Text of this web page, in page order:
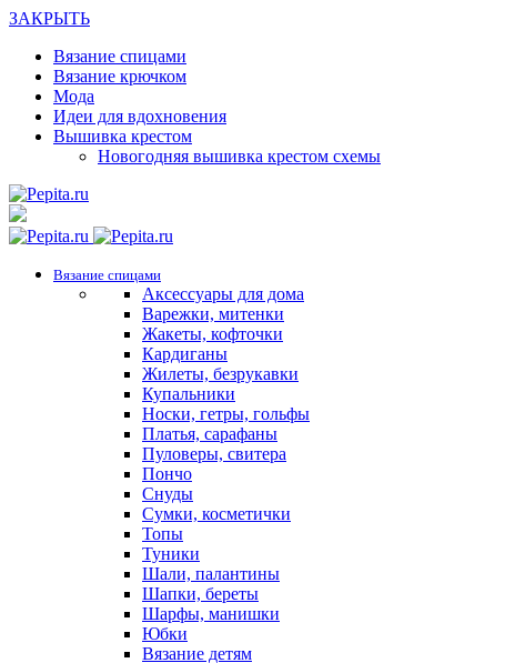
ЗАКРЫТЬ
Вязание спицами
Вязание крючком
Мода
Идеи для вдохновения
Вышивка крестом
Новогодняя вышивка крестом схемы
Вязание спицами
Аксессуары для дома
Варежки, митенки
Жакеты, кофточки
Кардиганы
Жилеты, безрукавки
Купальники
Носки, гетры, гольфы
Платья, сарафаны
Пуловеры, свитера
Пончо
Снуды
Сумки, косметички
Топы
Туники
Шали, палантины
Шапки, береты
Шарфы, манишки
Юбки
Вязание детям